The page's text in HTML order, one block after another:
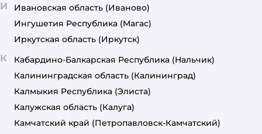
И Ивановская область (Иваново)
Ингушетия Республика (Магас)
Иркутская область (Иркутск)
К Кабардино-Балкарская Республика (Нальчик)
Калининградская область (Калининград)
Калмыкия Республика (Элиста)
Калужская область (Калуга)
Камчатский край (Петропавловск-Камчатский)